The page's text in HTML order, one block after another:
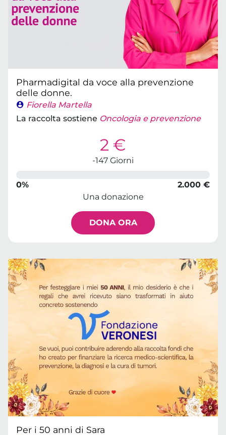
Pharmadigital da voce alla prevenzione
delle donne.
Fiorella Martella
La raccolta sostiene Oncologia e prevenzione
2 €
-147 Giorni
0%
2.000 €
Una donazione
DONA ORA
Per i 50 anni di Sara